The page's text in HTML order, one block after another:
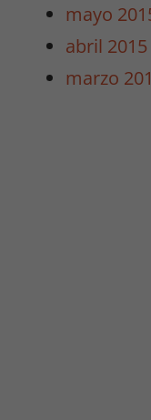
mayo
abril 2015
marzo